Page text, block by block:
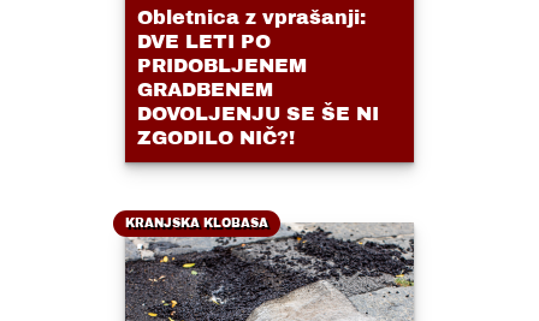
Obletnica z vprašanji:
DVE LETI PO
PRIDOBLJENEM
GRADBENEM
DOVOLJENJU SE ŠE NI
ZGODILO NIČ?!
KRANJSKA KLOBASA